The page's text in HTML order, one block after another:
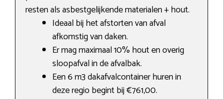
resten als asbestgelijkende materialen + hout.
Ideaal bij het afstorten van afval
afkomstig van daken.
Er mag maximaal 10% hout en overig
sloopafval in de afvalbak.
Een 6 m3 dakafvalcontainer huren in
deze regio begint bij €761,00.